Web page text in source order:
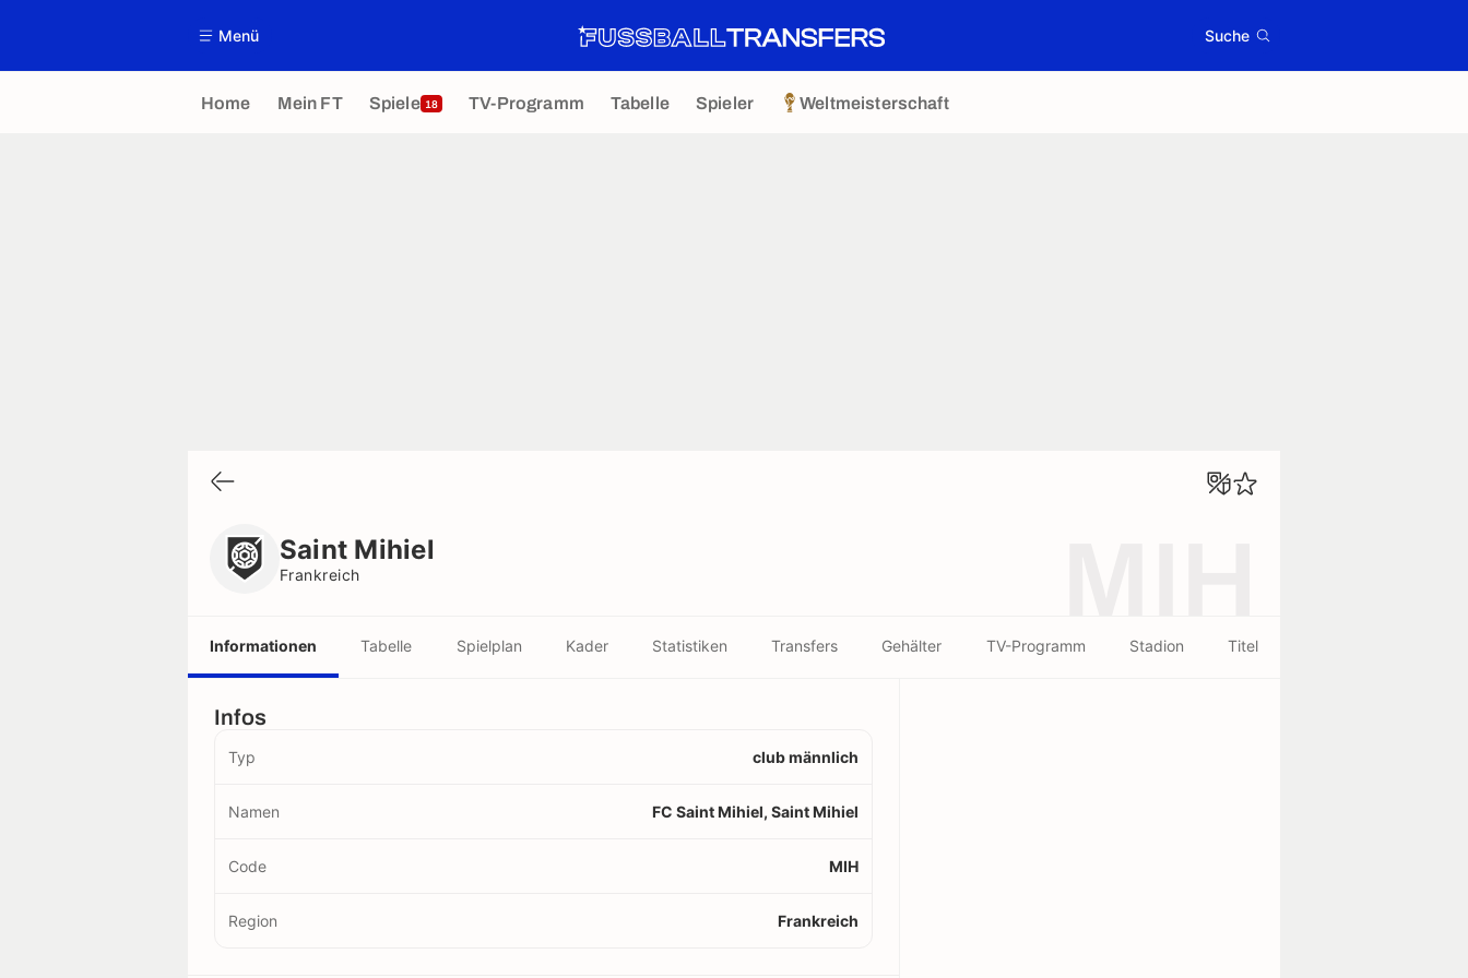
Menü Suche
Home Mein FT Spiele 18 TV-Programm Tabelle Spieler Weltmeisterschaft
Saint Mihiel
Frankreich
Informationen Tabelle Spielplan Kader Statistiken Transfers Gehälter TV-Programm Stadion Titel
Infos
Typ club männlich
Namen FC Saint Mihiel, Saint Mihiel
Code MIH
Region Frankreich